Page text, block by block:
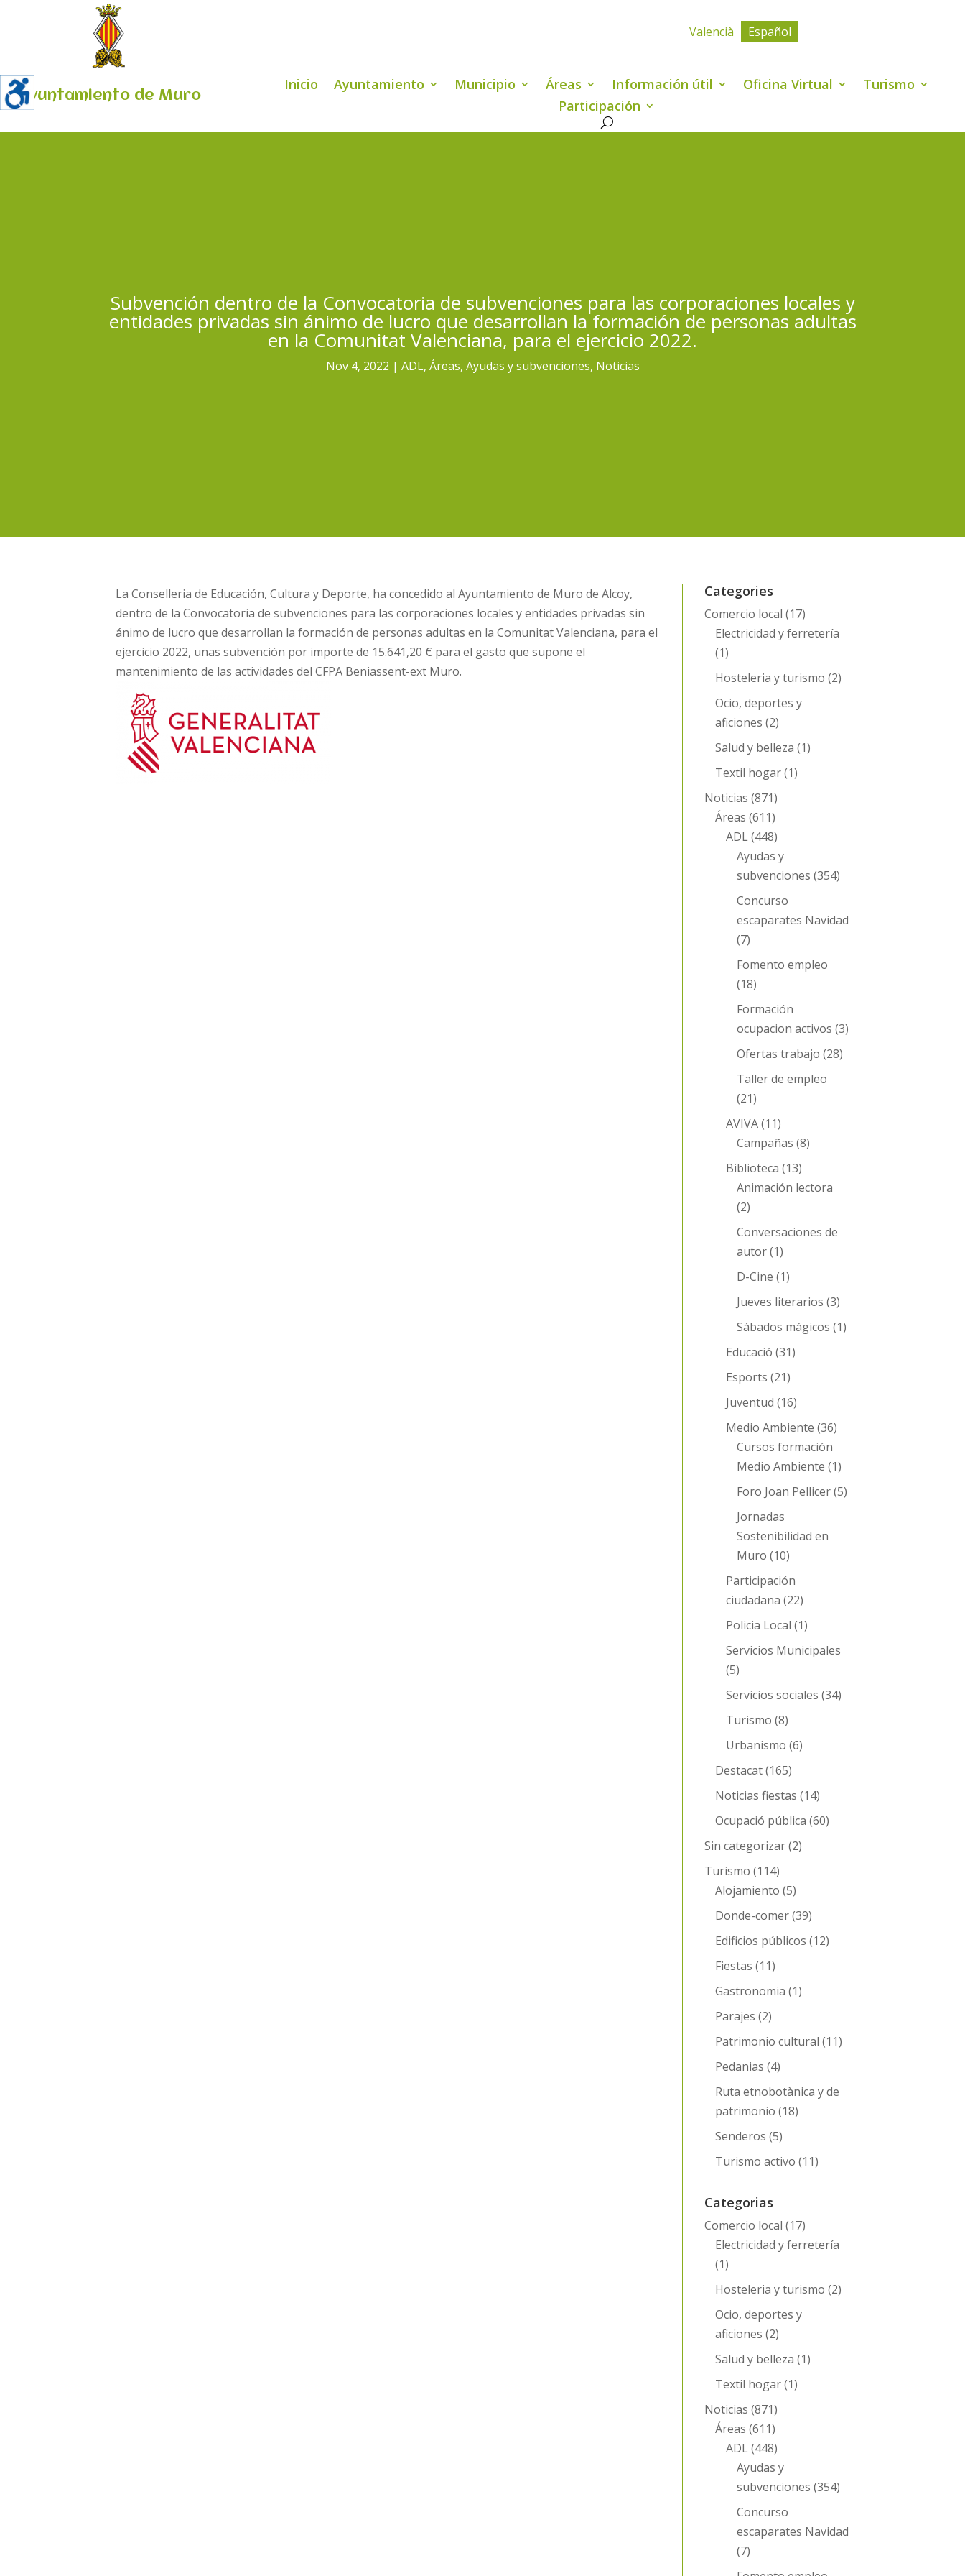
Ayuntamiento de Muro
Valencià Español
Inicio Ayuntamiento Municipio Áreas Información útil Oficina Virtual
Turismo
Participación
Subvención dentro de la Convocatoria de subvenciones para las corporaciones locales y
entidades privadas sin ánimo de lucro que desarrollan la formación de personas adultas
en la Comunitat Valenciana, para el ejercicio 2022.
Nov 4, 2022 ADL, Áreas, Ayudas y subvenciones, Noticias
La Conselleria de Educación, Cultura y Deporte, ha concedido al Ayuntamiento de Muro de Alcoy,
dentro de la Convocatoria de subvenciones para las corporaciones locales y entidades privadas sin
ánimo de lucro que desarrollan la formación de personas adultas en la Comunitat Valenciana, para el
ejercicio 2022, unas subvención por importe de 15.641,20 € para el gasto que supone el
mantenimiento de las actividades del CFPA Beniassent-ext Muro.
Categories
Comercio local (17)
Electricidad y ferretería
(1)
Hosteleria y turismo (2)
Ocio, deportes y
aficiones (2)
Salud y belleza (1)
Textil hogar(1)
Noticias (871)
Áreas (611)
ADL(448)
Ayudas y
subvenciones (354)
Concurso
escaparates Navidad
(7)
Fomento empleo
(18)
Formación
ocupacion activos (3)
Ofertas trabajo (28)
Taller de empleo
(21)
AVIVA(11)
Campañas (8)
Biblioteca (13)
Animación lectora
(2)
Conversaciones de
autor(1)
D-Cine (1)
Jueves literarios (3)
Sábados mágicos (1)
Educació (31)
Esports (21)
Juventud (16)
Medio Ambiente (36)
Cursos formación
Medio Ambiente (1)
Foro Joan Pellicer(5)
Jornadas
Sostenibilidad en
Muro (10)
Participación
ciudadana (22)
Policia Local (1)
Servicios Municipales
(5)
Servicios sociales (34)
Turismo (8)
Urbanismo (6)
Destacat(165)
Noticias fiestas (14)
Ocupació pública (60)
Sin categorizar(2)
Turismo (114)
Alojamiento (5)
Donde-comer(39)
Edificios públicos (12)
Fiestas (11)
Gastronomia (1)
Parajes (2)
Patrimonio cultural (11)
Pedanias (4)
Ruta etnobotànica y de
patrimonio (18)
Senderos (5)
Turismo activo (11)
Categorias
Comercio local (17)
Electricidad y ferretería
(1)
Hosteleria y turismo (2)
Ocio, deportes y
aficiones (2)
Salud y belleza (1)
Textil hogar(1)
Noticias (871)
Áreas (611)
ADL(448)
Ayudas y
subvenciones (354)
Concurso
escaparates Navidad
(7)